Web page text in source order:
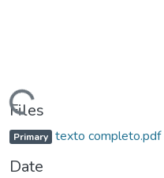
Files
Primary texto completo.pdf
Date